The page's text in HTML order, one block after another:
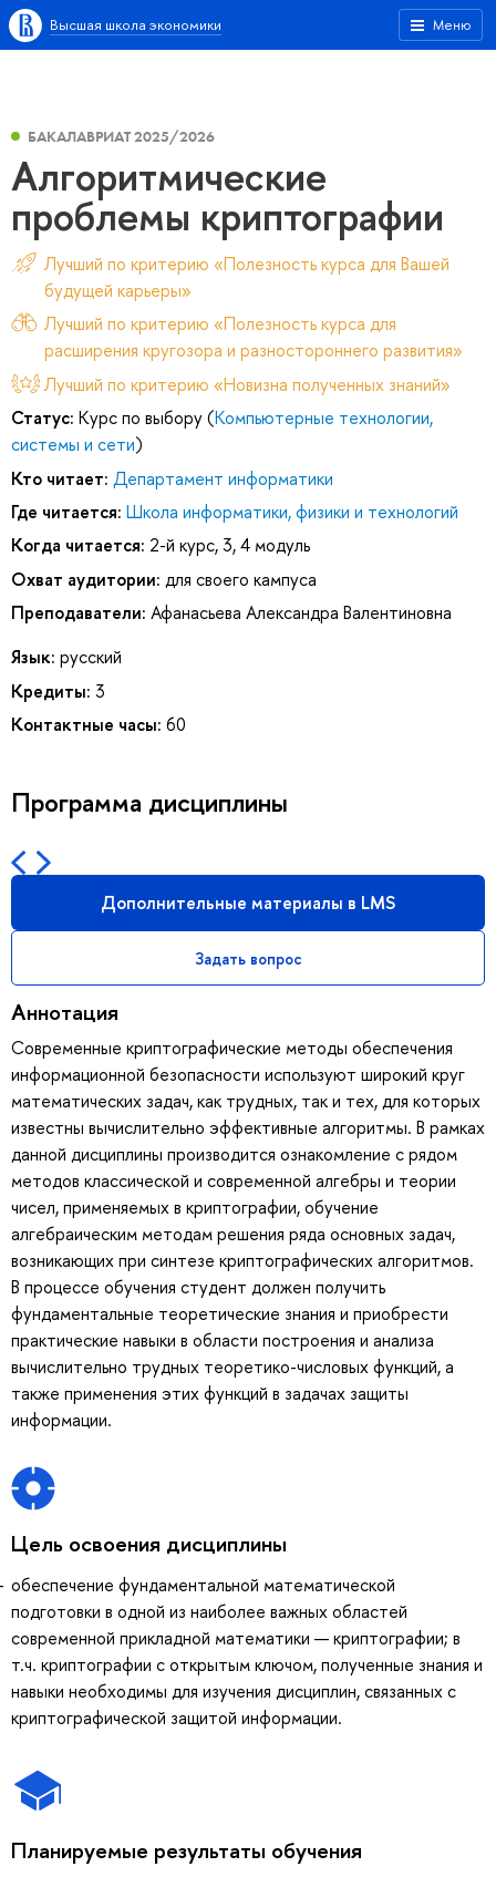
Меню
Высшая школа экономики
БАКАЛАВРИАТ 2025/2026
Алгоритмические
проблемы криптографии
Лучший по критерию «Полезность курса для Вашей
будущей карьеры»
Лучший по критерию «Полезность курса для
расширения кругозора и разностороннего развития»
Лучший по критерию «Новизна полученных знаний»
Статус: Курс по выбору (Компьютерные технологии,
системы и сети)
Кто читает: Департамент информатики
Где читается: Школа информатики, физики и технологий
Когда читается: 2-й курс, 3, 4 модуль
Охват аудитории: для своего кампуса
Преподаватели: Афанасьева Александра Валентиновна
Язык: русский
Кредиты: 3
Контактные часы: 60
Программа дисциплины
Дополнительные материалы в LMS
Задать вопрос
Аннотация
Современные криптографические методы обеспечения
информационной безопасности используют широкий круг
математических задач, как трудных, так и тех, для которых
известны вычислительно эффективные алгоритмы. В рамках
данной дисциплины производится ознакомление с рядом
методов классической и современной алгебры и теории
чисел, применяемых в криптографии, обучение
алгебраическим методам решения ряда основных задач,
возникающих при синтезе криптографических алгоритмов.
В процессе обучения студент должен получить
фундаментальные теоретические знания и приобрести
практические навыки в области построения и анализа
вычислительно трудных теоретико-числовых функций, а
также применения этих функций в задачах защиты
информации.
Цель освоения дисциплины
обеспечение фундаментальной математической
подготовки в одной из наиболее важных областей
современной прикладной математики — криптографии; в
т.ч. криптографии с открытым ключом, полученные знания и
навыки необходимы для изучения дисциплин, связанных с
криптографической защитой информации.
Планируемые результаты обучения